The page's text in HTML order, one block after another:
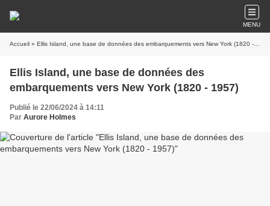
MENU
Accueil » Ellis Island, une base de données des embarquements vers New York (1820 - 1957)
Ellis Island, une base de données des
embarquements vers New York (1820 - 1957)
Publié le 22/06/2024 à 14:11
Par Aurore Holmes